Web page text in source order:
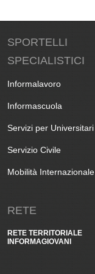
SPORTELLI
SPECIALISTICI
Informalavoro
Informascuola
Servizi per Universitari
Servizio Civile
Mobilità Internazionale
RETE
RETE TERRITORIALE
INFORMAGIOVANI